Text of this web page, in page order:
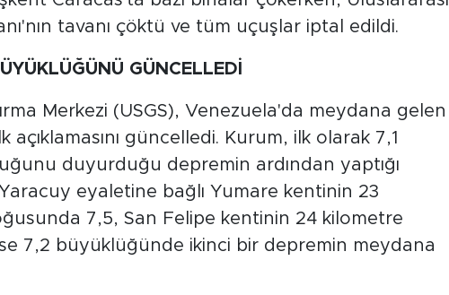
tavanı çöktü ve tüm uçuşlar iptal edildi.
GÜNCELLEDİ
Merkezi (USGS), Venezuela'da meydana gelen
açıklamasını güncelledi. Kurum, ilk olarak 7,1
duyurduğu depremin ardından yaptığı
eyaletine bağlı Yumare kentinin 23
7,5, San Felipe kentinin 24 kilometre
7,2 büyüklüğünde ikinci bir depremin meydana